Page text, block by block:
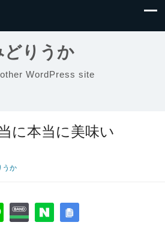
どりうか
WordPress site
に本当に美味い
うか